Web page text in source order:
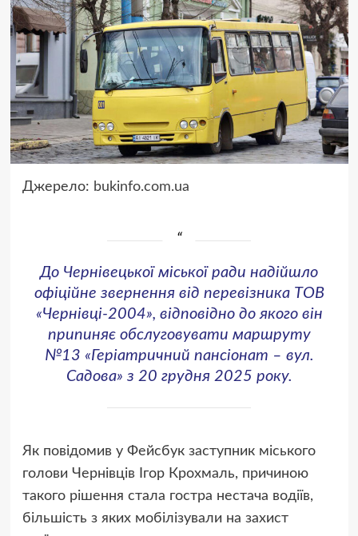
Джерело: bukinfo.com.ua
До Чернівецької міської ради надійшло
офіційне звернення від перевізника ТОВ
«Чернівці-2004», відповідно до якого він
припиняє обслуговувати маршруту
№13 «Геріатричний пансіонат – вул.
Садова» з 20 грудня 2025 року.
Як повідомив у Фейсбук заступник міського
голови Чернівців Ігор Крохмаль, причиною
такого рішення стала гостра нестача водіїв,
більшість з яких мобілізували на захист